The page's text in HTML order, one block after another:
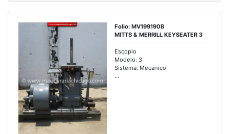
Folio: MV199190B
MITTS & MERRILL KEYSEATER 3
Escoplo
Modelo: 3
Sistema: Mecanico
...